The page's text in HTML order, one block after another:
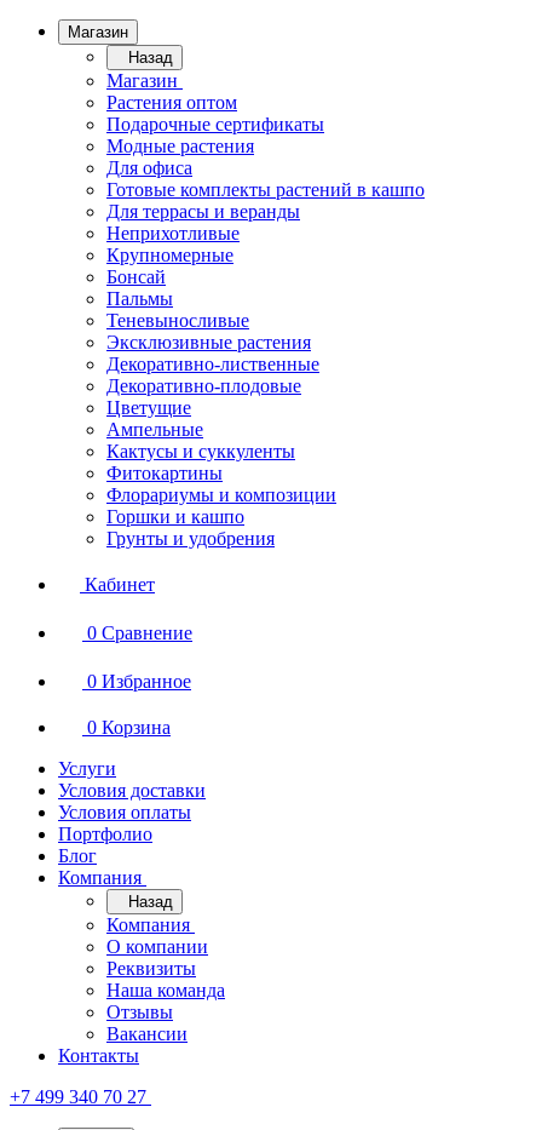
Магазин
Назад
Магазин
Растения оптом
Подарочные сертификаты
Модные растения
Для офиса
Готовые комплекты растений в кашпо
Для террасы и веранды
Неприхотливые
Крупномерные
Бонсай
Пальмы
Теневыносливые
Эксклюзивные растения
Декоративно-лиственные
Декоративно-плодовые
Цветущие
Ампельные
Кактусы и суккуленты
Фитокартины
Флорариумы и композиции
Горшки и кашпо
Грунты и удобрения
Кабинет
0 Сравнение
0 Избранное
0 Корзина
Услуги
Условия доставки
Условия оплаты
Портфолио
Блог
Компания
Назад
Компания
О компании
Реквизиты
Наша команда
Отзывы
Вакансии
Контакты
+7 499 340 70 27